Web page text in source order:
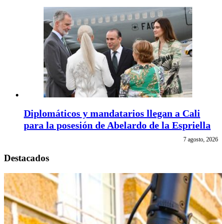
Diplomáticos y mandatarios llegan a Cali
para la posesión de Abelardo de la Espriella
7 agosto, 2026
Destacados